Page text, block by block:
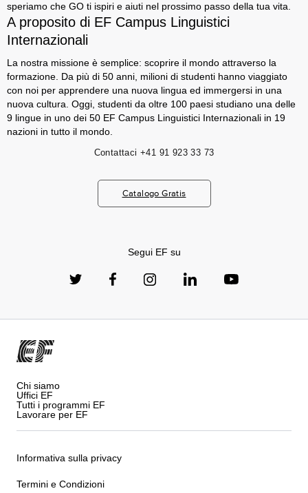
speriamo che GO ti ispiri e aiuti nel prossimo passo della tua vita.
A proposito di EF Campus Linguistici
Internazionali
La nostra missione è semplice: scoprire il mondo attraverso la
formazione. Da più di 50 anni, milioni di studenti hanno viaggiato
con noi per apprendere una nuova lingua ed immergersi in una
nuova cultura. Oggi, studenti da oltre 100 paesi studiano una delle
9 lingue in uno dei 50 EF Campus Linguistici Internazionali in 19
nazioni in tutto il mondo.
Contattaci +41 91 923 33 73
Catalogo Gratis
Segui EF su
Chi siamo
Uffici EF
Tutti i programmi EF
Lavorare per EF
Informativa sulla privacy
Termini e Condizioni